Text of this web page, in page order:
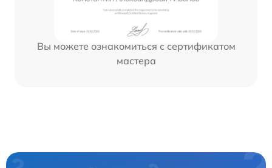
Вы можете ознакомиться с сертификатом
мастера